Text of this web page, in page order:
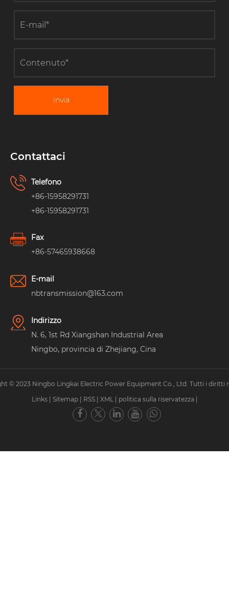
invia
Contattaci
Telefono
+86-15958291731
+86-15958291731
Fax
+86-57465938668
E-mail
nbtransmission@163.com
Indirizzo
N. 6, 1st Rd Xiangshan Industrial Area
Ningbo, provincia di Zhejiang, Cina
© 2023 Ningbo Lingkai Electric Power Equipment Co., Ltd. Tutti i diritti
Links
Sitemap RSS XML politica sulla riservatezza